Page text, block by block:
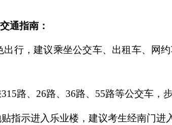
交通指南：
行，建议乘坐公交车、出租车、网
路、26路、36路、55路等公交车，步
指示进入乐业楼，建议考生经南门进